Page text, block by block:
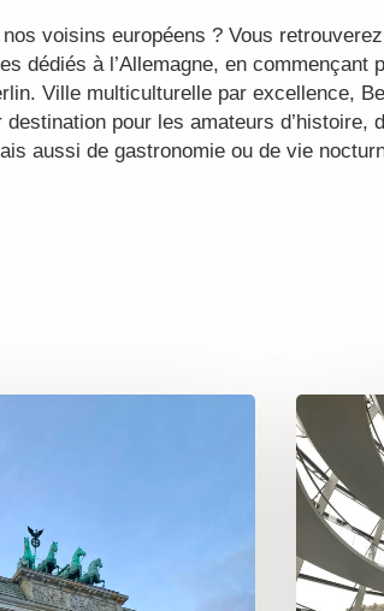
voisins européens ? Vous
dédiés à l’Allemagne, en commençant
Ville multiculturelle par excellence,
destination pour les amateurs d’histoire,
aussi de gastronomie ou de vie